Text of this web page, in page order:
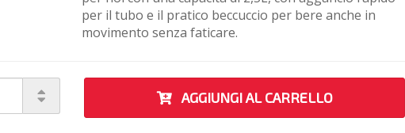
per il tubo e il pratico beccuccio per bere anche in
movimento senza faticare.
AGGIUNGI AL CARRELLO